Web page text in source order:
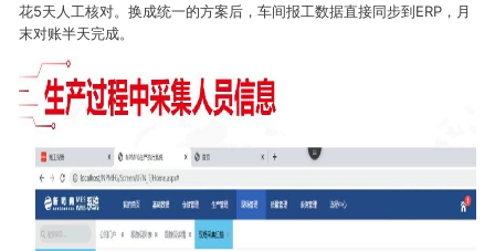
花5天人工核对。换成统一的方案后，车间报工数据直接同步到ERP，月
末对账半天完成。